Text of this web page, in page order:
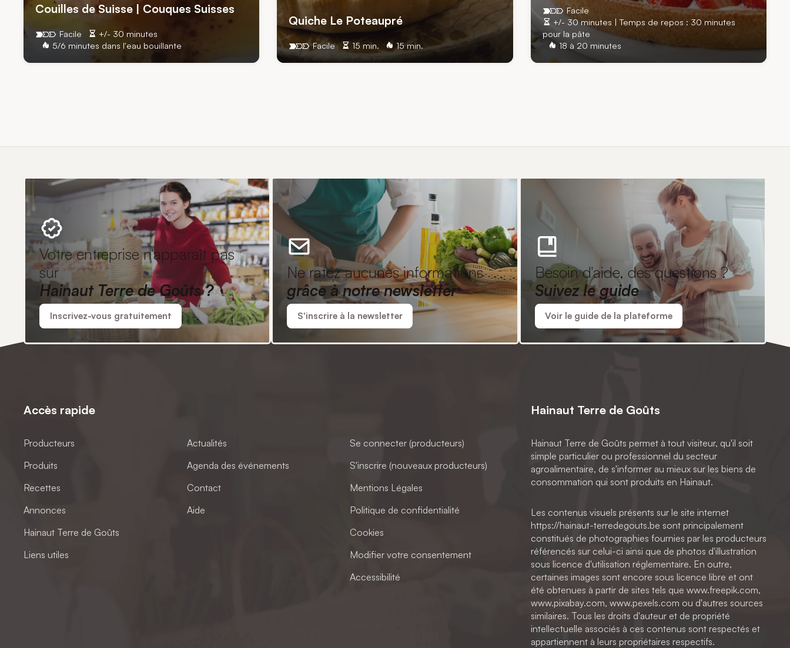
Couilles de Suisse | Couques Suisses
+/- 30 minutes
5/6 minutes dans l'eau bouillante
Facile
Quiche Le Poteaupré
15 min. 15 min.
Facile
+/- 30 minutes | Temps de repos : 30 minutes
pour la pâte
18 à 20 minutes
Facile
Votre entreprise n'apparaît pas
sur
Hainaut Terre de Goûts ?
Inscrivez-vous gratuitement
Ne ratez aucunes informations
grâce à notre newsletter
S'inscrire à la newsletter
Besoin d'aide, des questions ?
Suivez le guide
Voir le guide de la plateforme
Accès rapide
Producteurs
Produits
Recettes
Annonces
Hainaut Terre de Goûts
Liens utiles
Actualités
Agenda des événements
Contact
Aide
Se connecter (producteurs)
S'inscrire (nouveaux producteurs)
Mentions Légales
Politique de confidentialité
Cookies
Modifier votre consentement
Accessibilité
Hainaut Terre de Goûts
Hainaut Terre de Goûts permet à tout visiteur, qu'il soit
simple particulier ou professionnel du secteur
agroalimentaire, de s'informer au mieux sur les biens de
consommation qui sont produits en Hainaut.
Les contenus visuels présents sur le site internet
https://hainaut-terredegouts.be sont principalement
constitués de photographies fournies par les producteurs
référencés sur celui-ci ainsi que de photos d'illustration
sous licence d'utilisation réglementaire. En outre,
certaines images sont encore sous licence libre et ont
été obtenues à partir de sites tels que www.freepik.com,
www.pixabay.com, www.pexels.com ou d'autres sources
similaires. Tous les droits d'auteur et de propriété
intellectuelle associés à ces contenus sont respectés et
appartiennent à leurs propriétaires respectifs.